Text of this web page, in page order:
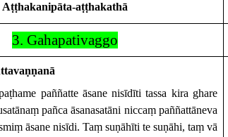
Aṭṭhakanipāta-aṭṭhakathā
3. Gahapativaggo
paññatte āsane nisīdīti tassa kira ghare
pañca āsanasatāni niccaṃ paññattāneva
āsane nisīdi. Taṃ suṇāhīti te suṇāhi, taṃ vā